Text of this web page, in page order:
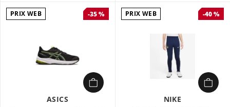
PRIX WEB -35 %
ASICS
PRIX WEB -40 %
NIKE